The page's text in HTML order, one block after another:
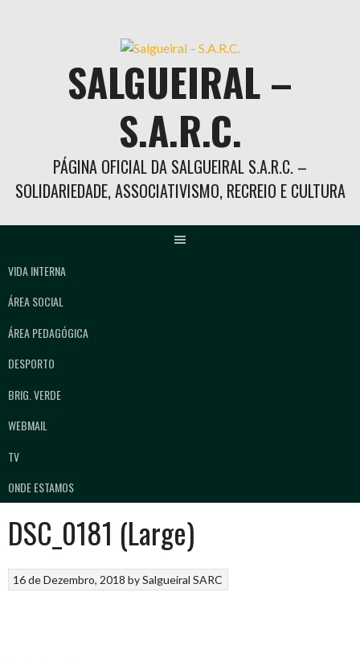
SALGUEIRAL –
S.A.R.C.
PÁGINA OFICIAL DA SALGUEIRAL S.A.R.C. –
SOLIDARIEDADE, ASSOCIATIVISMO, RECREIO E CULTURA
VIDA INTERNA
ÁREA SOCIAL
ÁREA PEDAGÓGICA
DESPORTO
BRIG. VERDE
WEBMAIL
TV
ONDE ESTAMOS
DSC_0181 (Large)
16 de Dezembro, 2018 bySalgueiral SARC